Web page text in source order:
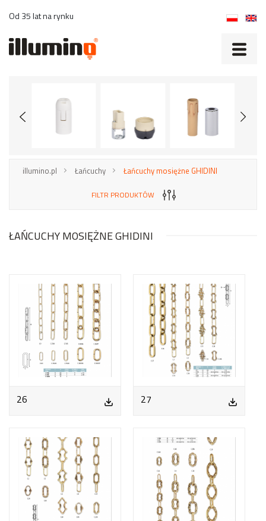
Od 35 lat na rynku
illumino.pl Łańcuchy Łańcuchy mosiężne GHIDINI
FILTR PRODUKTÓW
ŁAŃCUCHY MOSIĘŻNE GHIDINI
26 27